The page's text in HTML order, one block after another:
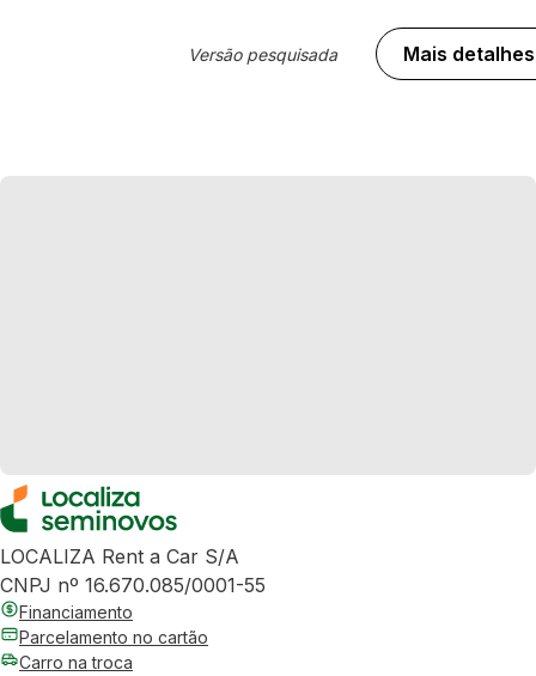
Versão pesquisada Mais detalhes
LOCALIZA Rent a Car S/A
CNPJ nº 16.670.085/0001-55
Financiamento
Parcelamento no cartão
Carro na troca